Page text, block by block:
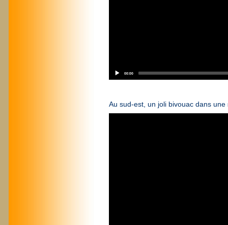
00:00
Au sud-est, un joli bivouac dans